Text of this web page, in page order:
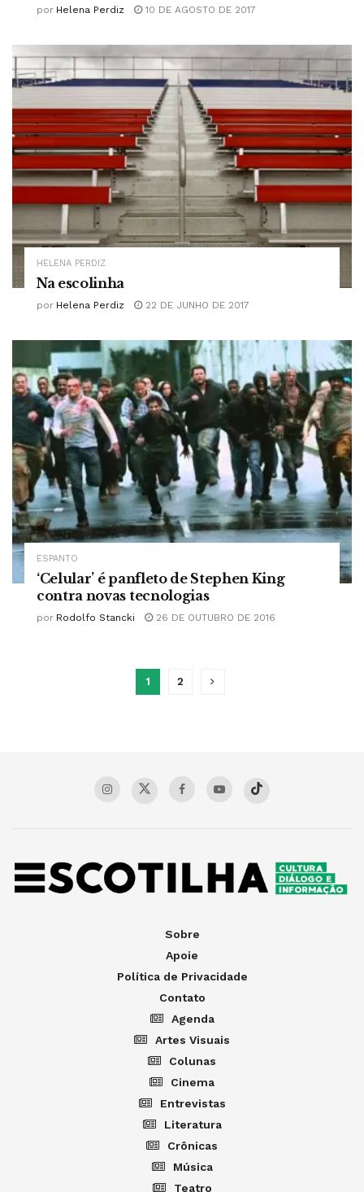
por Helena Perdiz 10 DE AGOSTO DE 2017
HELENA PERDIZ
Na escolinha
por Helena Perdiz 22 DE JUNHO DE 2017
ESPANTO
‘Celular’ é panfleto de Stephen King
contra novas tecnologias
por Rodolfo Stancki 26 DE OUTUBRO DE 2016
1 2
Sobre
Apoie
Política de Privacidade
Contato
Agenda
Artes Visuais
Colunas
Cinema
Entrevistas
Literatura
Crônicas
Música
Teatro